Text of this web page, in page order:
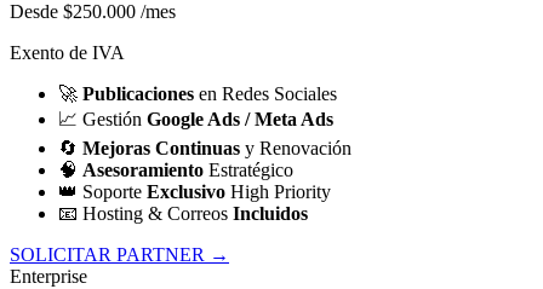
Desde $250.000 /mes
Exento de IVA
🚀 Publicaciones en Redes Sociales
📈 Gestión Google Ads / Meta Ads
🔄 Mejoras Continuas y Renovación
🧠 Asesoramiento Estratégico
👑 Soporte Exclusivo High Priority
📧 Hosting & Correos Incluidos
SOLICITAR PARTNER →
Enterprise